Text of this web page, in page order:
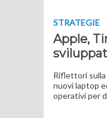
STRATEGIE
Apple,
Riflettori
nuovi laptop
operativi per